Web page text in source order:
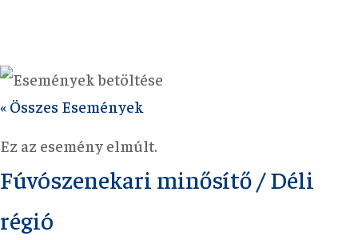
« Összes Események
Ez az esemény elmúlt.
Fúvószenekari minősítő / Déli
régió